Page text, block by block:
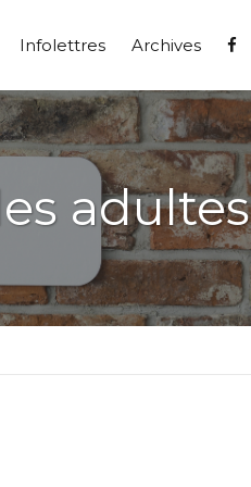
Infolettres Archives
adultes